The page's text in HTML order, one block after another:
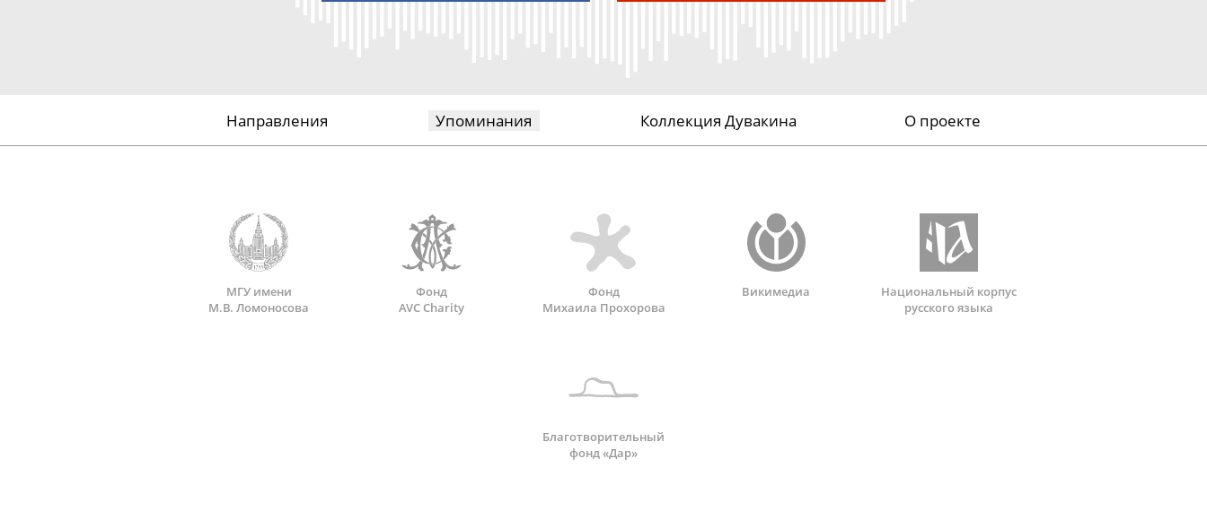
Направления Упоминания Коллекция Дувакина О проекте
МГУ имени
М.В. Ломоносова
Фонд
AVC Charity
Фонд
Михаила Прохорова
Викимедиа
Национальный корпус
русского языка
Благотворительный
фонд «Дар»